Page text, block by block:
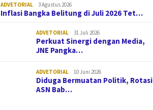
ADVETORIAL 3 Agustus 2026
Inflasi Bangka Belitung di Juli 2026 Tet…
ADVETORIAL 31 Juli 2026
Perkuat Sinergi dengan Media,
JNE Pangka…
ADVETORIAL 10 Juni 2026
Diduga Bermuatan Politik, Rotasi
ASN Bab…